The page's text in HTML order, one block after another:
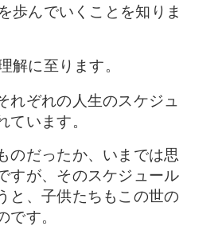
歩んでいくことを知りま
解に至ります。
れぞれの人生のスケジュ
ています。
のだったか、いまでは思
すが、そのスケジュール
と、子供たちもこの世の
です。